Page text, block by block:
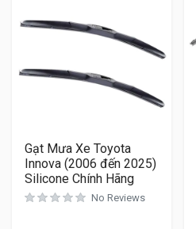
Gạt Mưa Xe Toyota
Innova (2006 đến 2025)
Silicone Chính Hãng
No Reviews